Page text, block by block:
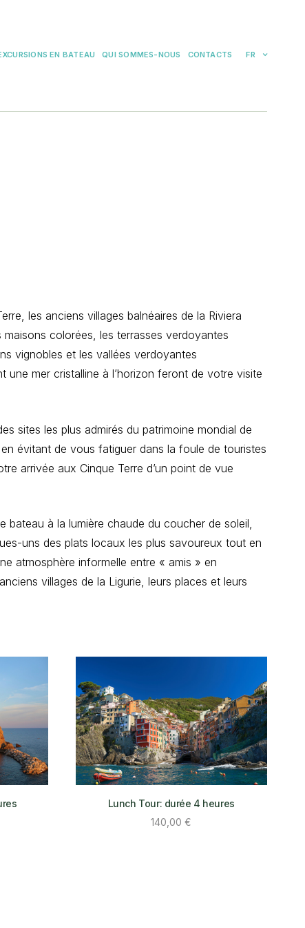
EN BATEAU QUI SOMMES-NOUS CONTACTS FR
les anciens villages balnéaires de la Riviera
colorées, les terrasses verdoyantes
vignobles et les vallées verdoyantes
une mer cristalline à l’horizon feront de votre visite
sites les plus admirés du patrimoine mondial de
évitant de vous fatiguer dans la foule de touristes
arrivée aux Cinque Terre d’un point de vue
bateau à la lumière chaude du coucher de soleil,
uns des plats locaux les plus savoureux tout en
atmosphère informelle entre « amis » en
villages de la Ligurie, leurs places et leurs
Lunch Tour: durée 4 heures
140,00€